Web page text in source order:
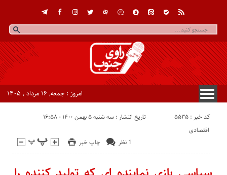
امروز : جمعه, ۱۶ مرداد , ۱۴۰۵
کد خبر : 5535 تاریخ انتشار : سه شنبه ۵ بهمن ۱۴۰۰ - ۱۶:۵۸
چاپ خبر 1 نظر
اقتصادی